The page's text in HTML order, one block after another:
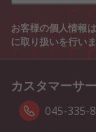
お客様の個人情報
に取り扱いを行いま
カスタマーサ
045-335-